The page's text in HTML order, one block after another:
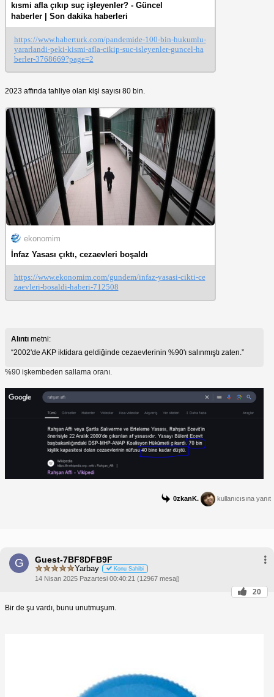
kısmi afla çıkıp suç işleyenler? - Güncel
haberler | Son dakika haberleri
https://www.haberturk.com/pandemide-100-bin-hukumlu-
yararlandi-peki-kismi-afla-cikip-suc-isleyenler-guncel-ha
berler-3768669?page=2
2023 affında tahliye olan kişi sayısı 80 bin.
ekonomim
İnfaz Yasası çıktı, cezaevleri boşaldı
https://www.ekonomim.com/gundem/infaz-yasasi-cikti-ce
zaevleri-bosaldi-haberi-712508
Alıntı metni:
2002'de AKP iktidara geldiğinde cezaevlerinin %90'ı salınmıştı zaten.
%90 işkembeden sallama oranı.
0zkanK. kullanıcısına yanıt
G Guest-7BF8DFB9F
Yarbay Konu Sahibi
14 Nisan 2025 Pazartesi 00:40:21 (12967 mesaj)
20
Bir de şu vardı, bunu unutmuşum.